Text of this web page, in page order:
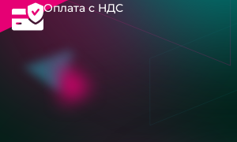
Оплата с НДС